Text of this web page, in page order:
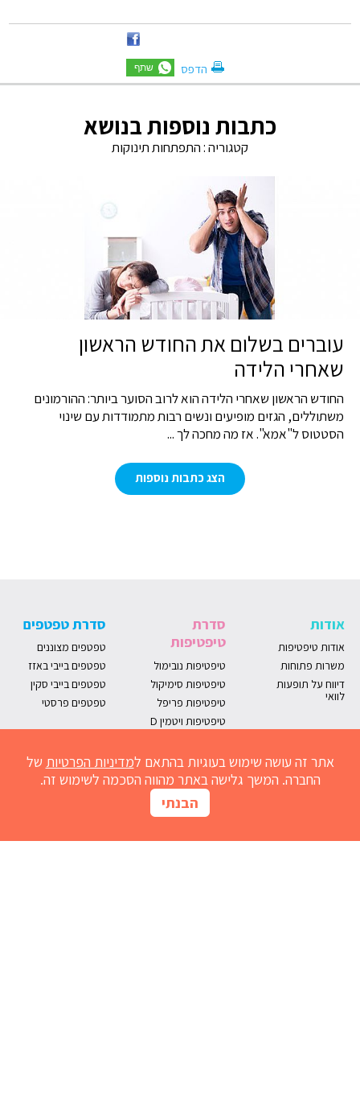
אתר זה עושה שימוש בעוגיות בהתאם למדיניות הפרטיות של
החברה. המשך גלישה באתר מהווה הסכמה לשימוש זה.
הבנתי
הדפס
כתבות נוספות בנושא
קטגוריה :התפתחות תינוקות
עוברים בשלום את החודש הראשון
שאחרי הלידה
החודש הראשון שאחרי הלידה הוא לרוב הסוער ביותר: ההורמונים
משתוללים, הגזים מופיעים ונשים רבות מתמודדות עם שינוי
הסטטוס ל"אמא". אז מה מחכה לך ...
הצג כתבות נוספות
אודות
אודות טיפטיפות
משרות פתוחות
דיווח על תופעות
לוואי
סדרת
טיפטיפות
טיפטיפות נובימול
טיפטיפות סימיקול
טיפטיפות פריפל
טיפטיפות ויטמין D
סדרת טפטפים
טפטפים מצוננים
טפטפים בייבי באזז
טפטפים בייבי סקין
טפטפים פרסטי